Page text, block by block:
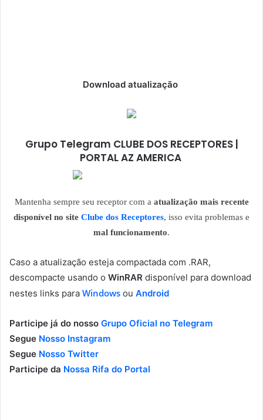
Download atualização
Grupo Telegram CLUBE DOS RECEPTORES |
PORTAL AZ AMERICA
Mantenha sempre seu receptor com a atualização mais recente
disponível no site Clube dos Receptores, isso evita problemas e
mal funcionamento.
Caso a atualização esteja compactada com .RAR,
descompacte usando o WinRAR disponível para download
nestes links para Windows ou Android
Participe já do nosso Grupo Oficial no Telegram
Segue Nosso Instagram
Segue Nosso Twitter
Participe da Nossa Rifa do Portal